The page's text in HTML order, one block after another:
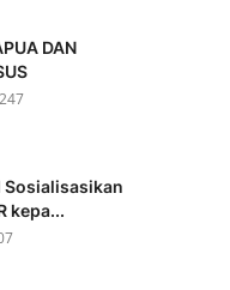
DAN
Sosialisasikan
kepa...